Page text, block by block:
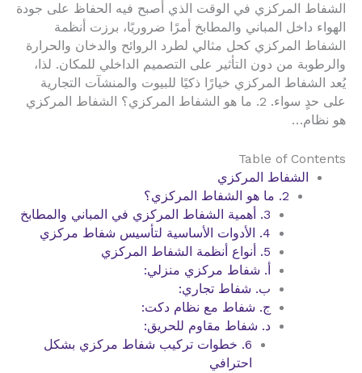
الشفاط المركزي في الوقت الذي أصبح فيه الحفاظ على جودة
الهواء داخل المباني والمطابخ أمرًا ضروريًا، برزت أنظمة
الشفاط المركزي كحل مثالي لطرد الروائح والدخان والحرارة
والرطوبة من دون التأثير على التصميم الداخلي للمكان. لذا،
يُعد الشفاط المركزي خيارًا ذكيًا للبيوت والمنشآت التجارية
على حدٍ سواء. 2. ما هو الشفاط المركزي؟ الشفاط المركزي
هو نظام…
Table of Contents
الشفاط المركزي
2. ما هو الشفاط المركزي؟
3. أهمية الشفاط المركزي في المباني والمطابخ
4. الأدوات الأساسية لتأسيس شفاط مركزي
5. أنواع أنظمة الشفاط المركزي
أ. شفاط مركزي منزلي:
ب. شفاط تجاري:
ج. شفاط مع نظام دكت:
د. شفاط مقاوم للحريق:
6. خطوات تركيب شفاط مركزي بشكل
احترافي